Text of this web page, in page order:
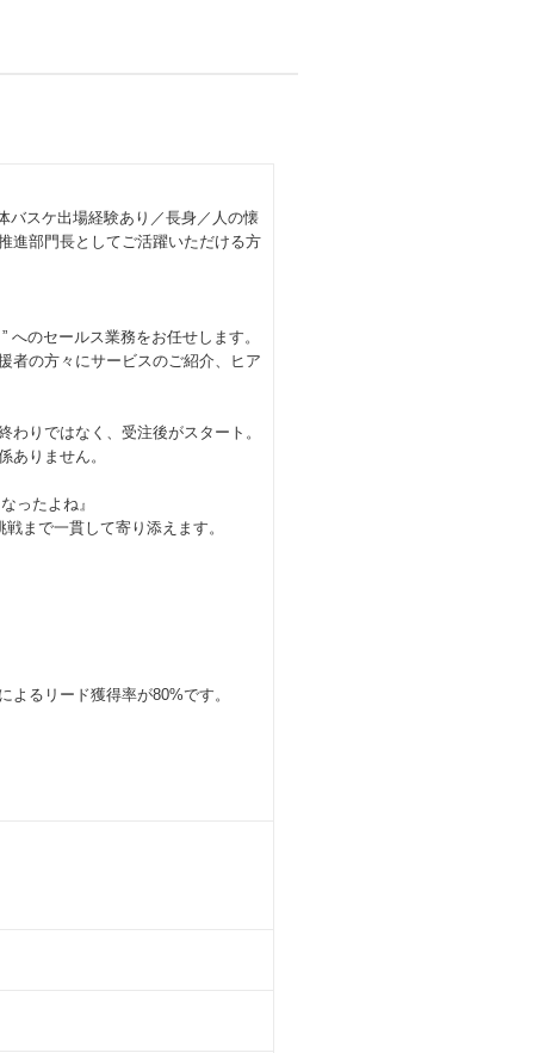
バスケ出場経験あり／長身／人の懐
進部門長としてご活躍いただける方
のセールス業務をお任せします。
者の方々にサービスのご紹介、ヒア
りではなく、受注後がスタート。
ありません。
ったよね』
まで一貫して寄り添えます。
るリード獲得率が80%です。